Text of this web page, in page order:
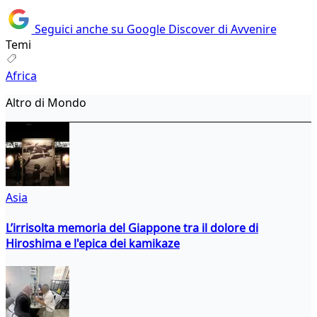
Seguici anche su Google Discover di Avvenire
Temi
Africa
Altro di Mondo
Asia
L’irrisolta memoria del Giappone tra il dolore di
Hiroshima e l'epica dei kamikaze